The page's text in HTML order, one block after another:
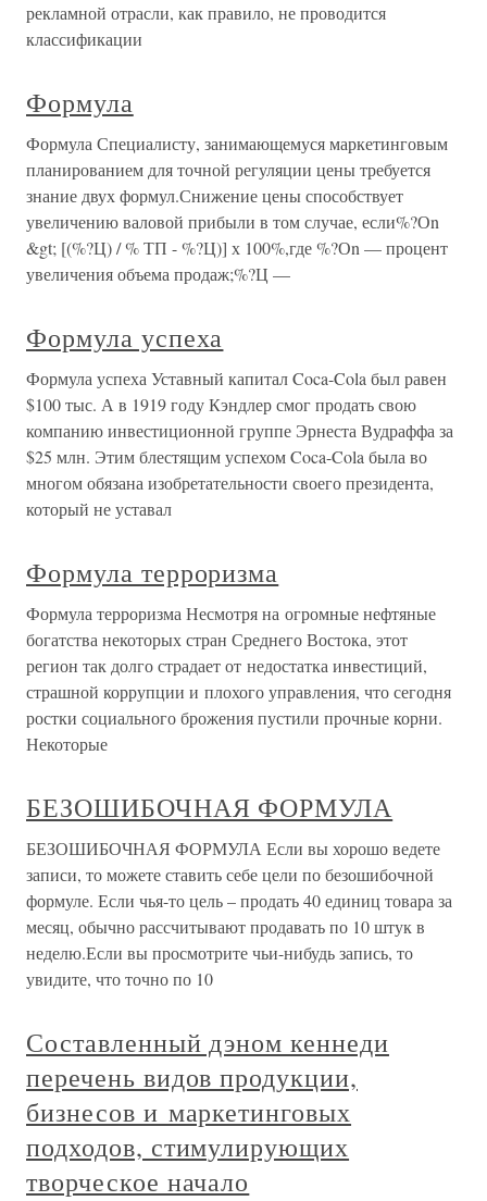
рекламной отрасли, как правило, не проводится
классификации
Формула
Формула Специалисту, занимающемуся маркетинговым
планированием для точной регуляции цены требуется
знание двух формул.Снижение цены способствует
увеличению валовой прибыли в том случае, если%?Оn
&gt; [(%?Ц) / % ТП - %?Ц)] х 100%,где %?Оn — процент
увеличения объема продаж;%?Ц —
Формула успеха
Формула успеха Уставный капитал Coca-Cola был равен
$100 тыс. А в 1919 году Кэндлер смог продать свою
компанию инвестиционной группе Эрнеста Вудраффа за
$25 млн. Этим блестящим успехом Coca-Cola была во
многом обязана изобретательности своего президента,
который не уставал
Формула терроризма
Формула терроризма Несмотря на огромные нефтяные
богатства некоторых стран Среднего Востока, этот
регион так долго страдает от недостатка инвестиций,
страшной коррупции и плохого управления, что сегодня
ростки социального брожения пустили прочные корни.
Некоторые
БЕЗОШИБОЧНАЯ ФОРМУЛА
БЕЗОШИБОЧНАЯ ФОРМУЛА Если вы хорошо ведете
записи, то можете ставить себе цели по безошибочной
формуле. Если чья-то цель – продать 40 единиц товара за
месяц, обычно рассчитывают продавать по 10 штук в
неделю.Если вы просмотрите чьи-нибудь запись, то
увидите, что точно по 10
Составленный дэном кеннеди
перечень видов продукции,
бизнесов и маркетинговых
подходов, стимулирующих
творческое начало